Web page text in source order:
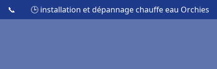
📞 🕒 installation et dépannage chauffe eau Orchies